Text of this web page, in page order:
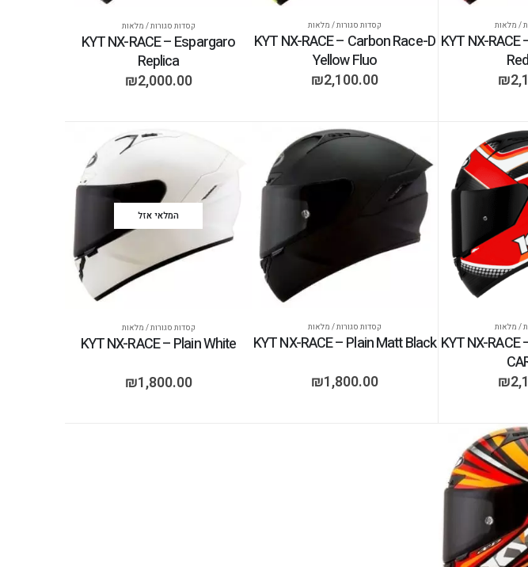
/ מלאות
KYT NX-
₪
קסדות סגורות / מלאות
KYT NX-RACE – Carbon Race-D
Yellow Fluo
₪2,100.00
קסדות סגורות / מלאות
KYT NX-RACE – Espargaro
Replica
₪2,000.00
/ מלאות
KYT NX-RACE
₪
קסדות סגורות / מלאות
KYT NX-RACE – Plain Matt Black
₪1,800.00
המלאי אזל
קסדות סגורות / מלאות
KYT NX-RACE – Plain White
₪1,800.00